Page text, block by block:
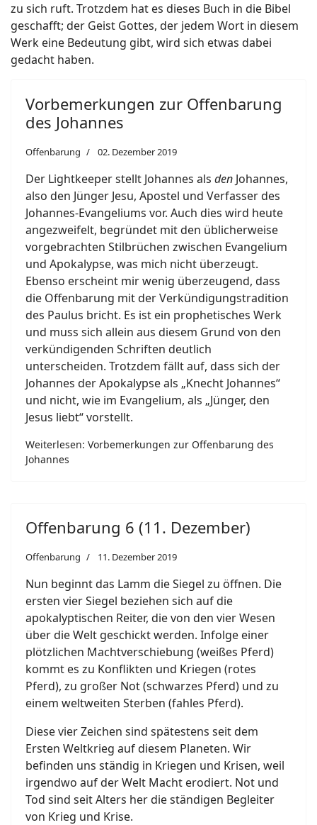
zu sich ruft. Trotzdem hat es dieses Buch in die Bibel
geschafft; der Geist Gottes, der jedem Wort in diesem
Werk eine Bedeutung gibt, wird sich etwas dabei
gedacht haben.
Vorbemerkungen zur Offenbarung
des Johannes
Offenbarung 02. Dezember 2019
Der Lightkeeper stellt Johannes als den Johannes,
also den Jünger Jesu, Apostel und Verfasser des
Johannes-Evangeliums vor. Auch dies wird heute
angezweifelt, begründet mit den üblicherweise
vorgebrachten Stilbrüchen zwischen Evangelium
und Apokalypse, was mich nicht überzeugt.
Ebenso erscheint mir wenig überzeugend, dass
die Offenbarung mit der Verkündigungstradition
des Paulus bricht. Es ist ein prophetisches Werk
und muss sich allein aus diesem Grund von den
verkündigenden Schriften deutlich
unterscheiden. Trotzdem fällt auf, dass sich der
Johannes der Apokalypse als „Knecht Johannes“
und nicht, wie im Evangelium, als „Jünger, den
Jesus liebt“ vorstellt.
Weiterlesen: Vorbemerkungen zur Offenbarung des
Johannes
Offenbarung 6 (11. Dezember)
Offenbarung 11. Dezember 2019
Nun beginnt das Lamm die Siegel zu öffnen. Die
ersten vier Siegel beziehen sich auf die
apokalyptischen Reiter, die von den vier Wesen
über die Welt geschickt werden. Infolge einer
plötzlichen Machtverschiebung (weißes Pferd)
kommt es zu Konflikten und Kriegen (rotes
Pferd), zu großer Not (schwarzes Pferd) und zu
einem weltweiten Sterben (fahles Pferd).
Diese vier Zeichen sind spätestens seit dem
Ersten Weltkrieg auf diesem Planeten. Wir
befinden uns ständig in Kriegen und Krisen, weil
irgendwo auf der Welt Macht erodiert. Not und
Tod sind seit Alters her die ständigen Begleiter
von Krieg und Krise.